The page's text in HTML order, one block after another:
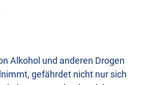
Alkohol und anderen Drogen
gefährdet nicht nur sich